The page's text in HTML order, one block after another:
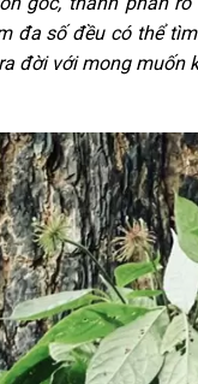
đa số đều có thể
đời với mong